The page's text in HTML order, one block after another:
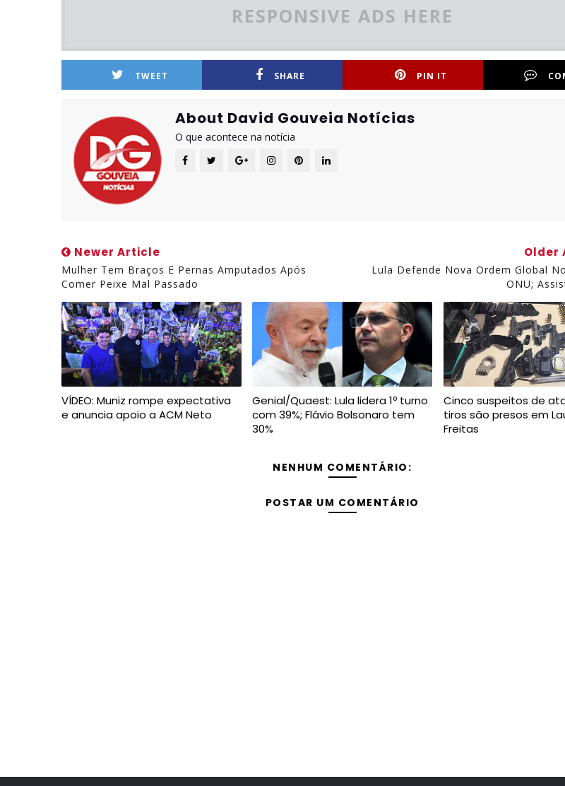
RESPONSIVE ADS HERE
TWEET SHARE PIN IT
About David Gouveia Notícias
O que acontece na notícia
Newer Article
Mulher Tem Braços E Pernas Amputados Após
Comer Peixe Mal Passado
Older
Lula Defende Nova Ordem Global
ONU;
VÍDEO: Muniz rompe expectativa
e anuncia apoio a ACM Neto
Genial/Quaest: Lula lidera 1º turno
com 39%; Flávio Bolsonaro tem
30%
Cinco suspeitos de
tiros são presos em
Freitas
NENHUM COMENTÁRIO:
POSTAR UM COMENTÁRIO